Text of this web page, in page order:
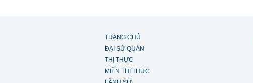
TRANG CHỦ
ĐẠI SỨ QUÁN
THỊ THỰC
MIỄN THỊ THỰC